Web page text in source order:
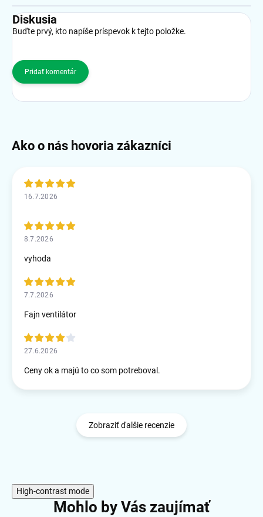
Diskusia
Buďte prvý, kto napíše príspevok k tejto položke.
Pridať komentár
16.7.2026
8.7.2026
vyhoda
7.7.2026
Fajn ventilátor
27.6.2026
Ceny ok a majú to co som potreboval.
Zobraziť ďalšie recenzie
High-contrast mode
Mohlo by Vás zaujímať